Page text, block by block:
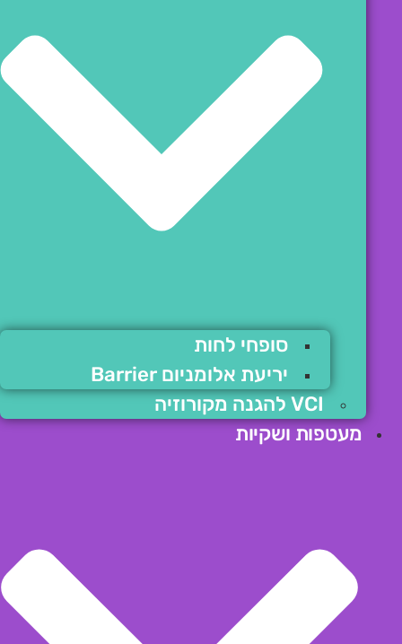
סופחי לחות
יריעת אלומניום Barrier
VCI להגנה מקורוזיה
מעטפות ושקיות